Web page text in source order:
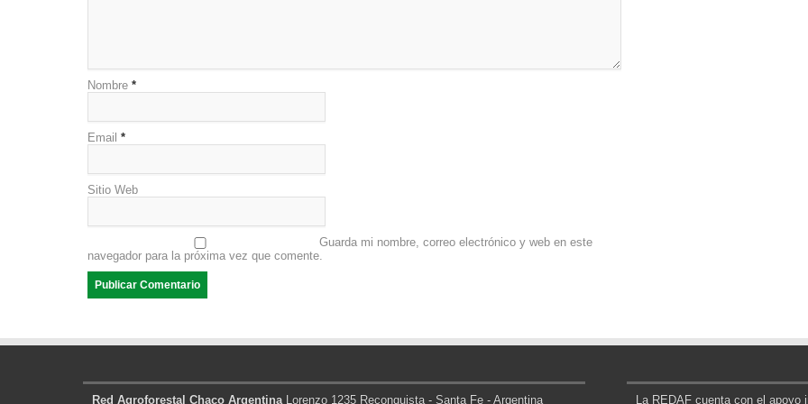
Nombre *
Email *
Sitio Web
Guarda mi nombre, correo electrónico y web en este
navegador para la próxima vez que comente.
Red Agroforestal Chaco ArgentinaLorenzo 1235 Reconquista - Santa Fe - Argentina La REDAF cuenta con el apoyo